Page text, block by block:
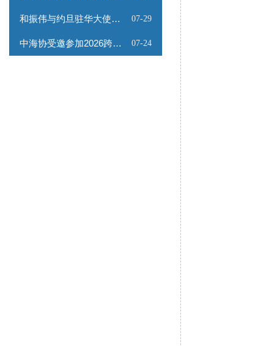
和振伟与约旦驻华大使会谈 07-29
中海协受邀参加2026跨境能源矿产出海专题路演会 07-24